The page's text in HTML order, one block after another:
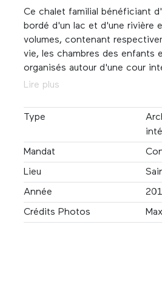
Ce chalet familial bénéficiant
bordé d'un lac et d'une rivière
volumes, contenant
vie, les chambres des enfants
organisés autour d'une cour
Lire plus
Type
Mandat
Lieu
Année
Crédits Photos